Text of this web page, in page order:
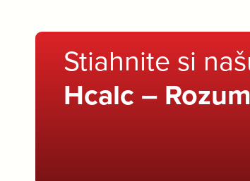
Stiahnite si
Hcalc –